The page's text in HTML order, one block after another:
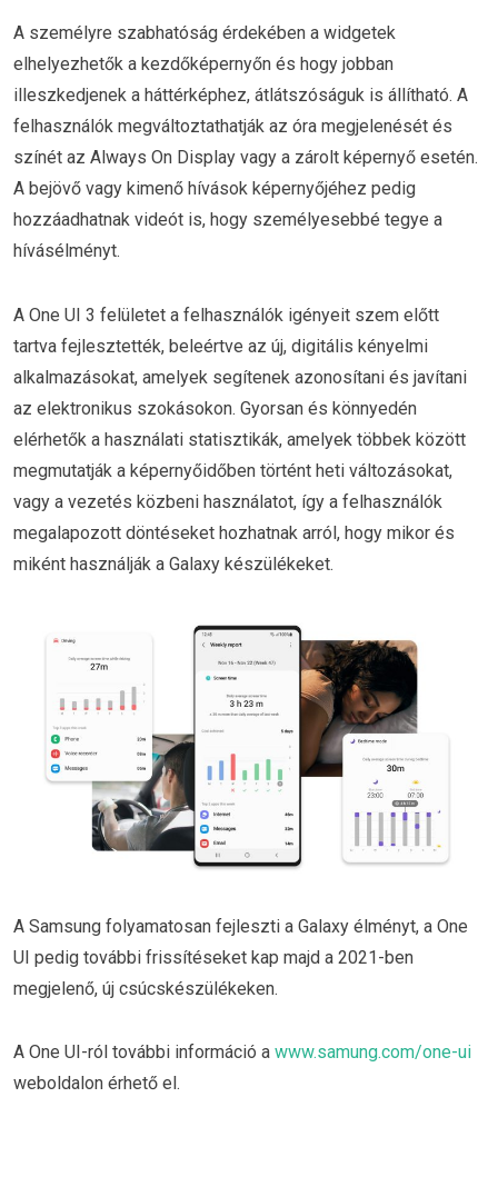
A személyre szabhatóság érdekében a widgetek
elhelyezhetők a kezdőképernyőn és hogy jobban
illeszkedjenek a háttérképhez, átlátszóságuk is állítható. A
felhasználók megváltoztathatják az óra megjelenését és
színét az Always On Display vagy a zárolt képernyő esetén.
A bejövő vagy kimenő hívások képernyőjéhez pedig
hozzáadhatnak videót is, hogy személyesebbé tegye a
hívásélményt.
A One UI 3 felületet a felhasználók igényeit szem előtt
tartva fejlesztették, beleértve az új, digitális kényelmi
alkalmazásokat, amelyek segítenek azonosítani és javítani
az elektronikus szokásokon. Gyorsan és könnyedén
elérhetők a használati statisztikák, amelyek többek között
megmutatják a képernyőidőben történt heti változásokat,
vagy a vezetés közbeni használatot, így a felhasználók
megalapozott döntéseket hozhatnak arról, hogy mikor és
miként használják a Galaxy készülékeket.
A Samsung folyamatosan fejleszti a Galaxy élményt, a One
UI pedig további frissítéseket kap majd a 2021-ben
megjelenő, új csúcskészülékeken.
A One UI-ról további információ a www.samung.com/one-ui
weboldalon érhető el.